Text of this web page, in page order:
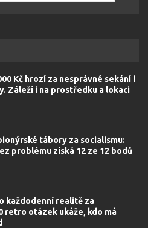
Kč hrozí za nesprávné sekání i
Záleží i na prostředku a lokaci
tábory za socialismu:
problému získá 12 ze 12 bodů
každodenní realitě za
retro otázek ukáže, kdo má